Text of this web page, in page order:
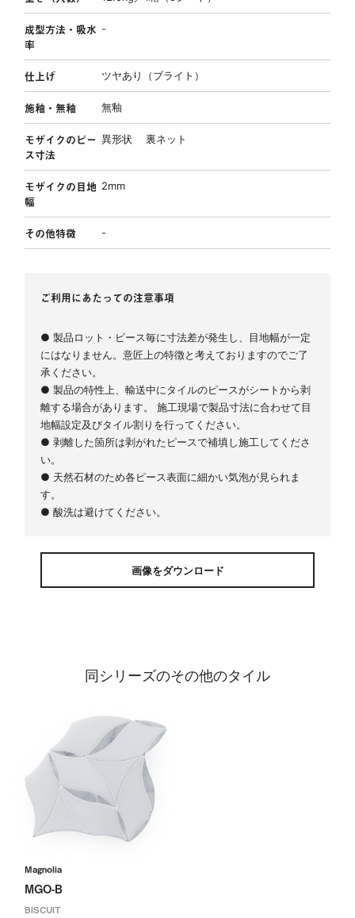
成型方法・吸水
率
-
仕上げ ツヤあり（ブライト）
施釉・無釉 無釉
モザイクのピー
ス寸法
異形状 裏ネット
モザイクの目地
幅
2mm
その他特徴 -
ご利用にあたっての注意事項
● 製品ロット・ピース毎に寸法差が発生し、目地幅が一定
にはなりません。意匠上の特徴と考えておりますのでご了
承ください。
● 製品の特性上、輸送中にタイルのピースがシートから剥
離する場合があります。 施工現場で製品寸法に合わせて目
地幅設定及びタイル割りを行ってください。
● 剥離した箇所は剥がれたピースで補填し施工してくださ
い。
● 天然石材のため各ピース表面に細かい気泡が見られま
す。
● 酸洗は避けてください。
画像をダウンロード
同シリーズのその他のタイル
Magnolia
MGO-B
BISCUIT